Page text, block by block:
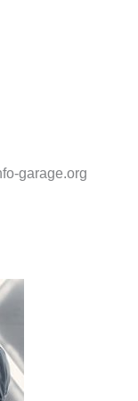
garage.org